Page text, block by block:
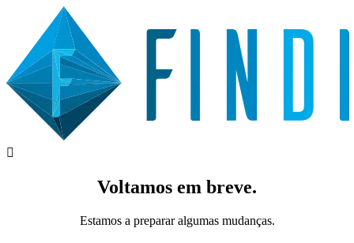

Voltamos em breve.
Estamos a preparar algumas mudanças.